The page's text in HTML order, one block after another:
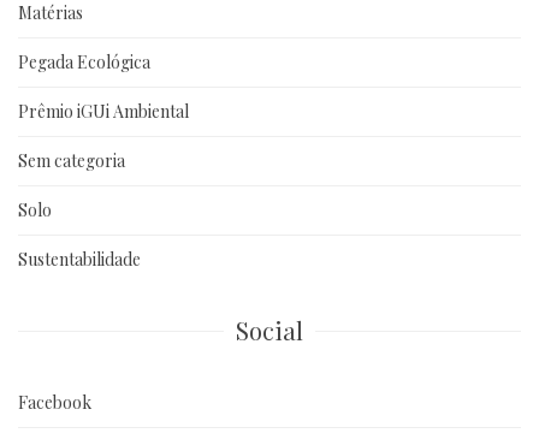
Matérias
Pegada Ecológica
Prêmio iGUi Ambiental
Sem categoria
Solo
Sustentabilidade
Social
Facebook